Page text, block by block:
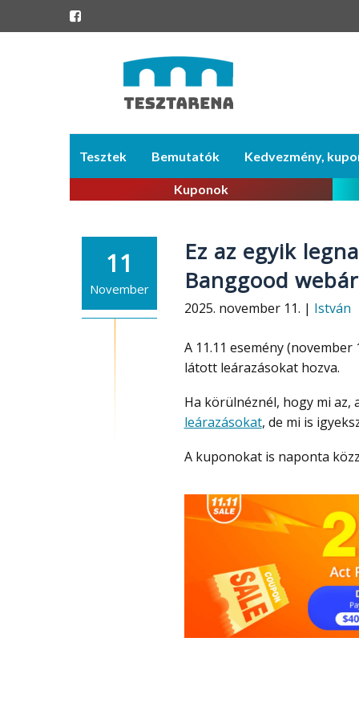
content
Tesztek Bemutatók Kedvezmény,
Kuponok
11
November
Ez az egyik
Banggood
2025. november 11. | István
A 11.11 esemény
látott leárazásokat hozva.
Ha körülnéznél, hogy mi
leárazásokat, de mi is
A kuponokat is naponta